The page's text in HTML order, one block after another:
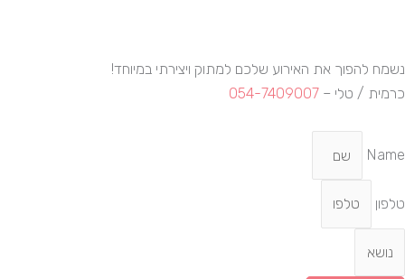
נשמח להפוך את האירוע שלכם למתוק ויצירתי במיוחד!
כרמית / טלי – 054-7409007
Name
טלפון